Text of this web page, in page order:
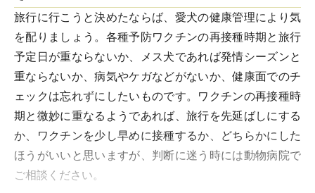
旅行に行こうと決めたならば、愛犬の健康管理により気
を配りましょう。各種予防ワクチンの再接種時期と旅行
予定日が重ならないか、メス犬であれば発情シーズンと
重ならないか、病気やケガなどがないか、健康面でのチ
ェックは忘れずにしたいものです。ワクチンの再接種時
期と微妙に重なるようであれば、旅行を先延ばしにする
か、ワクチンを少し早めに接種するか、どちらかにした
ほうがいいと思いますが、判断に迷う時には動物病院で
ご相談ください。